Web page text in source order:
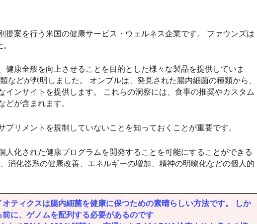
案を行う米国の健康サービス・ウェルネス企業です。 ファウンズは
康全般を向上させることを目的とした様々な製品を提供していま
どが判明しました。 オンブルは、発見された腸内細菌の種類から、
ンサイトを提供します。 これらの洞察には、食事の推奨やカスタム
どが含まれます。
リメントを規制していないことを知っておくことが重要です。
化された健康プログラムを開発することを可能にすることができる
消化器系の健康改善、エネルギーの増加、精神の明瞭化などの個人的
ティクスは腸内細菌を健康に保つための素晴らしい方法です。 しか
に、ゲノムを配列する必要があるのです